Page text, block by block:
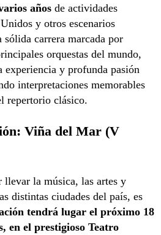
años de actividades
y otros escenarios
carrera marcada por
orquestas del mundo,
experiencia y profunda pasión
interpretaciones memorables
repertorio clásico.
Viña del Mar (V
la música, las artes y
distintas ciudades del país, es
tendrá lugar el próximo 18
en el prestigioso Teatro